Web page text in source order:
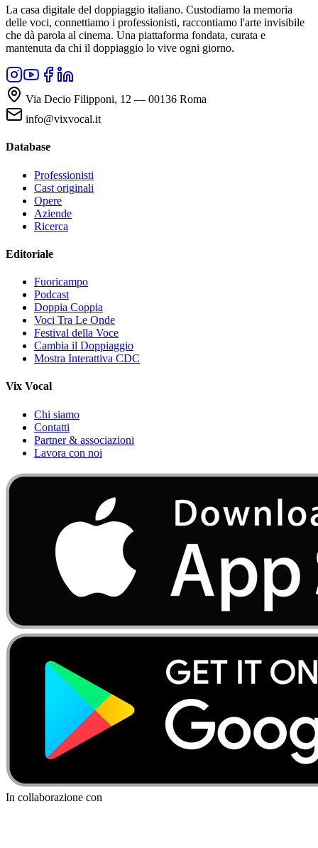
La casa digitale del doppiaggio italiano. Custodiamo la memoria
delle voci, connettiamo i professionisti, raccontiamo l'arte invisibile
che dà parola al cinema. Una piattaforma fondata, curata e
mantenuta da chi il doppiaggio lo vive ogni giorno.
Via Decio Filipponi, 12 — 00136 Roma
info@vixvocal.it
Database
Professionisti
Cast originali
Opere
Aziende
Ricerca
Editoriale
Fuoricampo
Podcast
Doppia Coppia
Voci Tra Le Onde
Festival della Voce
Cambia il Doppiaggio
Mostra Interattiva CDC
Vix Vocal
Chi siamo
Contatti
Partner & associazioni
Lavora con noi
In collaborazione con